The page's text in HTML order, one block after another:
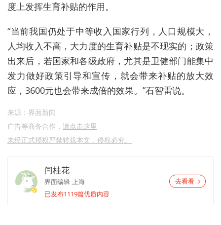
度上发挥生育补贴的作用。
“当前我国仍处于中等收入国家行列，人口规模大，
人均收入不高，大力度的生育补贴是不现实的；政策
出来后，若国家和各级政府，尤其是卫健部门能集中
发力做好政策引导和宣传，就会带来补贴的放大效
应，3600元也会带来成倍的效果。”石智雷说。
来源：界面新闻
广告等商务合作， 请点击这里
未经正式授权严禁转载本文，侵权必究。
闫桂花
界面编辑 上海
已发布1119篇优质内容
去看看